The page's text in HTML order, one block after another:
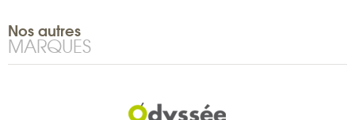
Nos autres
MARQUES